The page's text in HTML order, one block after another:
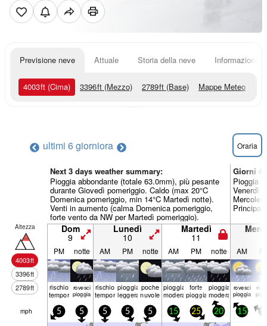
Previsione neve Attuale Storia della neve Informazioni
4003ft (Cima) 3396ft (Mezzo) 2789ft (Base) Mappe Meteo
ultimi 6 giorniora Oraria
Next 3 days weather summary:
Pioggia abbondante (totale 63.0mm), più pesante
durante Giovedì pomeriggio. Caldo (max 20°C
Domenica pomeriggio, min 14°C Martedì notte).
Venti in aumento (calma Domenica pomeriggio,
forte vento da NW per Martedì pomeriggio).
Giorni
Pioggia
Venerdì
Altezza
4003ft
3396ft
2789ft
Dom
9
Lunedì
10
Martedì
11
PM notte AM PM notte AM PM notte AM
rischio
temporale
rovesci
pioggia
rischio
temporale
pioggia
leggera
poche
nuvole
pioggia
moderata
forte
pioggia
pioggia
moderata
rovesci
pioggia
mph 5 5 5 5 5 15 25 20 15